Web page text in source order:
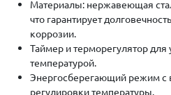
Материалы: нержавеющая
что гарантирует
коррозии.
Таймер и терморегулятор для
температурой.
Энергосберегающий режим с
регулировки температуры.